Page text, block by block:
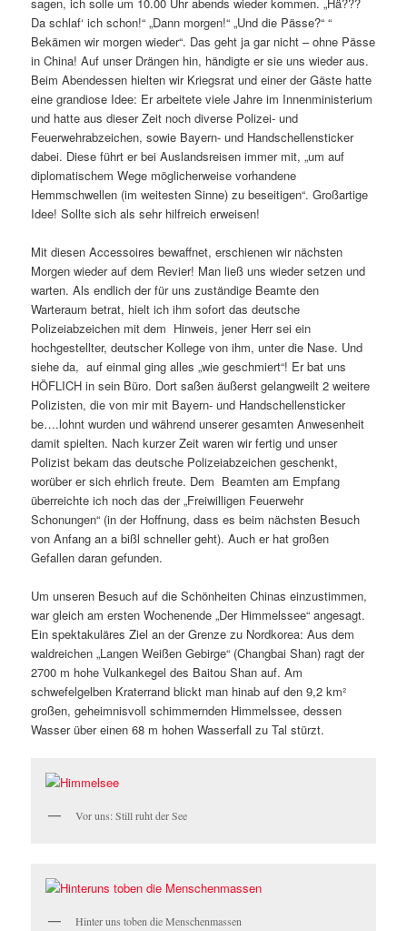
Da schlaf‘ ich schon!“ „Dann morgen!“ „Und die Pässe?“ “
Bekämen wir morgen wieder“. Das geht ja gar nicht – ohne Pässe
in China! Auf unser Drängen hin, händigte er sie uns wieder aus.
Beim Abendessen hielten wir Kriegsrat und einer der Gäste hatte
eine grandiose Idee: Er arbeitete viele Jahre im Innenministerium
und hatte aus dieser Zeit noch diverse Polizei- und
Feuerwehrabzeichen, sowie Bayern- und Handschellensticker
dabei. Diese führt er bei Auslandsreisen immer mit, „um auf
diplomatischem Wege möglicherweise vorhandene
Hemmschwellen (im weitesten Sinne) zu beseitigen“. Großartige
Idee! Sollte sich als sehr hilfreich erweisen!
Mit diesen Accessoires bewaffnet, erschienen wir nächsten
Morgen wieder auf dem Revier! Man ließ uns wieder setzen und
warten. Als endlich der für uns zuständige Beamte den
Warteraum betrat, hielt ich ihm sofort das deutsche
Polizeiabzeichen mit dem Hinweis, jener Herr sei ein
hochgestellter, deutscher Kollege von ihm, unter die Nase. Und
siehe da, auf einmal ging alles „wie geschmiert“! Er bat uns
HÖFLICH in sein Büro. Dort saßen äußerst gelangweilt 2 weitere
Polizisten, die von mir mit Bayern- und Handschellensticker
be….lohnt wurden und während unserer gesamten Anwesenheit
damit spielten. Nach kurzer Zeit waren wir fertig und unser
Polizist bekam das deutsche Polizeiabzeichen geschenkt,
worüber er sich ehrlich freute. Dem Beamten am Empfang
überreichte ich noch das der „Freiwilligen Feuerwehr
Schonungen“ (in der Hoffnung, dass es beim nächsten Besuch
von Anfang an a bißl schneller geht). Auch er hat großen
Gefallen daran gefunden.
Um unseren Besuch auf die Schönheiten Chinas einzustimmen,
war gleich am ersten Wochenende „Der Himmelssee“ angesagt.
Ein spektakuläres Ziel an der Grenze zu Nordkorea: Aus dem
waldreichen „Langen Weißen Gebirge“ (Changbai Shan) ragt der
2700 m hohe Vulkankegel des Baitou Shan auf. Am
schwefelgelben Kraterrand blickt man hinab auf den 9,2 km²
großen, geheimnisvoll schimmernden Himmelssee, dessen
Wasser über einen 68 m hohen Wasserfall zu Tal stürzt.
Vor uns: Still ruht der See
Hinter uns toben die Menschenmassen